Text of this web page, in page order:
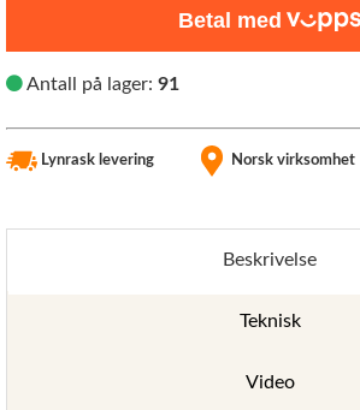
Betal med
Antall på lager: 91
Lynrask levering Norsk virksomhet
Beskrivelse
Teknisk
Video